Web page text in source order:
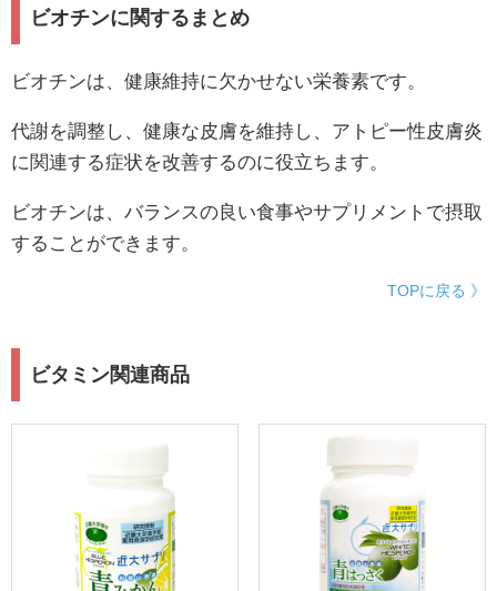
ビオチンに関するまとめ
ビオチンは、健康維持に欠かせない栄養素です。
代謝を調整し、健康な皮膚を維持し、アトピー性皮膚炎
に関連する症状を改善するのに役立ちます。
ビオチンは、バランスの良い食事やサプリメントで摂取
することができます。
TOPに戻る 》
ビタミン関連商品